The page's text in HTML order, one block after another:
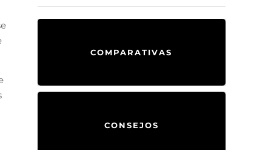
COMPARATIVAS
CONSEJOS